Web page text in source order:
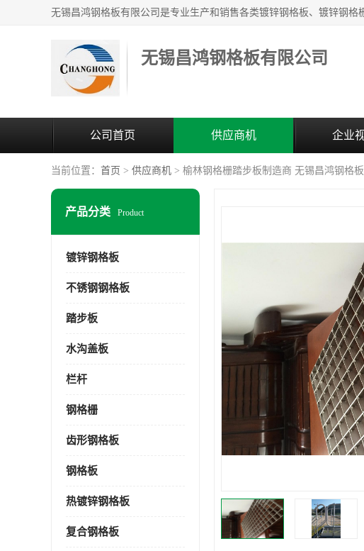
无锡昌鸿钢格板有限公司
公司首页 供应商机 企业
当前位置： 首页 > 供应商机 > 榆林钢格栅踏步板制造商 无锡昌鸿钢格
产品分类 Product
镀锌钢格板
不锈钢钢格板
踏步板
水沟盖板
栏杆
钢格栅
齿形钢格板
钢格板
热镀锌钢格板
复合钢格板